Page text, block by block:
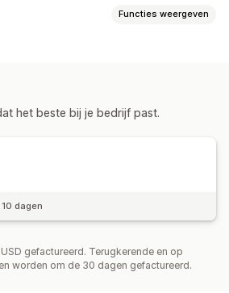
Functies weergeven
het beste bij je bedrijf past.
dagen
gefactureerd. Terugkerende en op
worden om de 30 dagen gefactureerd.